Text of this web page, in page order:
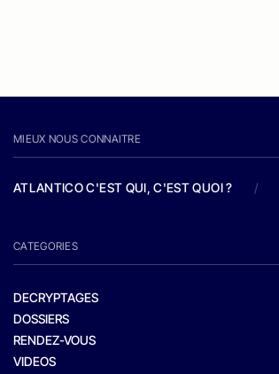
MIEUX NOUS CONNAITRE
ATLANTICO C'EST QUI, C'EST QUOI ? /
CATEGORIES
DECRYPTAGES
DOSSIERS
RENDEZ-VOUS
VIDEOS